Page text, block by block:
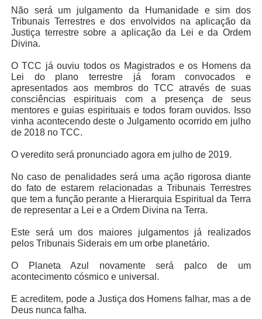
Não será um julgamento da Humanidade e sim dos
Tribunais Terrestres e dos envolvidos na aplicação da
Justiça terrestre sobre a aplicação da Lei e da Ordem
Divina.
O TCC já ouviu todos os Magistrados e os Homens da
Lei do plano terrestre já foram convocados e
apresentados aos membros do TCC através de suas
consciências espirituais com a presença de seus
mentores e guias espirituais e todos foram ouvidos. Isso
vinha acontecendo deste o Julgamento ocorrido em julho
de 2018 no TCC.
O veredito será pronunciado agora em julho de 2019.
No caso de penalidades será uma ação rigorosa diante
do fato de estarem relacionadas a Tribunais Terrestres
que tem a função perante a Hierarquia Espiritual da Terra
de representar a Lei e a Ordem Divina na Terra.
Este será um dos maiores julgamentos já realizados
pelos Tribunais Siderais em um orbe planetário.
O Planeta Azul novamente será palco de um
acontecimento cósmico e universal.
E acreditem, pode a Justiça dos Homens falhar, mas a de
Deus nunca falha.